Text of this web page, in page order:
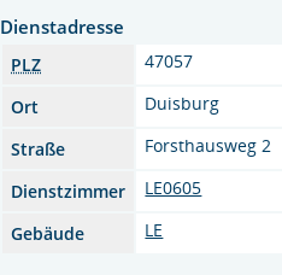
Dienstadresse
PLZ
47057
Ort
Duisburg
Straße
Forsthausweg 2
Dienstzimmer
LE0605
Gebäude
LE